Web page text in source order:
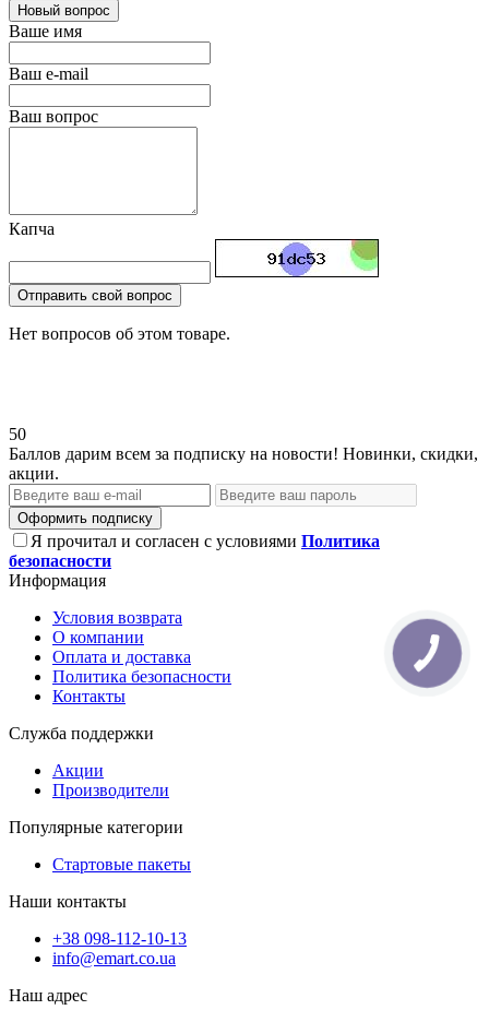
Новый вопрос
Ваше имя
Ваш e-mail
Ваш вопрос
Капча
Отправить свой вопрос
Нет вопросов об этом товаре.
50
Баллов дарим всем за подписку на новости! Новинки, скидки,
акции.
Оформить подписку
Я прочитал и согласен с условиями Политика
безопасности
Информация
Условия возврата
О компании
Оплата и доставка
Политика безопасности
Контакты
Служба поддержки
Акции
Производители
Популярные категории
Стартовые пакеты
Наши контакты
+38 098-112-10-13
info@emart.co.ua
Наш адрес